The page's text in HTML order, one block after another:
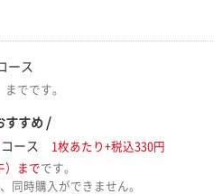
ース
でです。
すすめ /
コース
1枚あたり+税込330円
）までです。
同時購入ができません。